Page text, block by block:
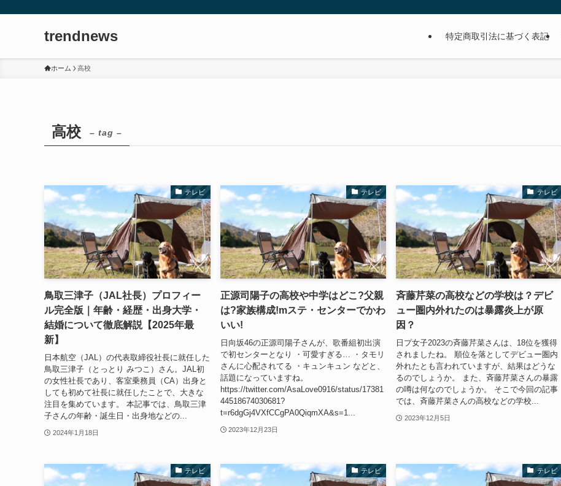
trendnews 特定商取引法に基づく表記
ホーム 高校
高校 – tag –
テレビ
鳥取三津子（JAL社長）プロフィー
ル完全版｜年齢・経歴・出身大学・
結婚について徹底解説【2025年最
新】
日本航空（JAL）の代表取締役社長に就任した
鳥取三津子（とっとり みつこ）さん。JAL初
の女性社長であり、客室乗務員（CA）出身と
しても初めて社長に就任したことで、大きな
注目を集めています。 本記事では、鳥取三津
子さんの年齢・誕生日・出身地などの...
2024年1月18日
テレビ
正源司陽子の高校や中学はどこ?父親
は?家族構成!mステ・センターでかわ
いい!
日向坂46の正源司陽子さんが、歌番組初出演
で初センターとなり ・可愛すぎる… ・タモリ
さんに心配されてる ・キュンキュン などと、
話題になっていますね。
https://twitter.com/AsaLove0916/status/17381
44518674030681?
t=r6dgGj4VXfCCgPA0QiqmXA&s=1...
2023年12月23日
テレビ
斉藤芹菜の高校などの学校は？デビ
ュー圏内外れたのは暴露炎上が原
因？
日プ女子2023の斉藤芹菜さんは、18位を獲得
されましたね。 順位を落としてデビュー圏内
外れたとも言われていますが、結果はどうな
るのでしょうか。 また、斉藤芹菜さんの暴露
の噂は何なのでしょうか。 そこで今回の記事
では、斉藤芹菜さんの高校などの学校...
2023年12月5日
テレビ テレビ テレビ